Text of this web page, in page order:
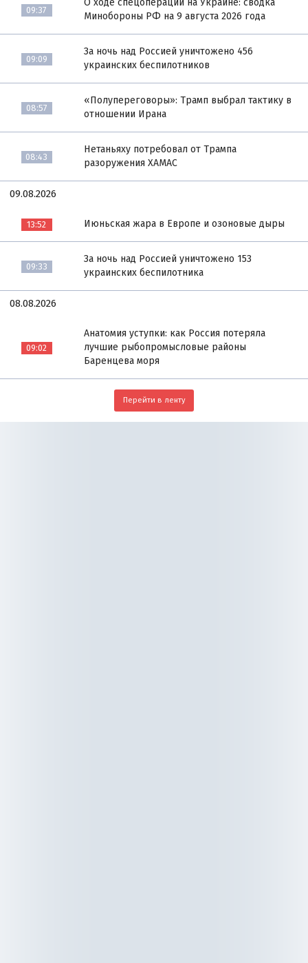
09:37
Минобороны РФ на 9 августа 2026 года
09:09
За ночь над Россией уничтожено 456
украинских беспилотников
08:57
«Полупереговоры»: Трамп выбрал тактику в
отношении Ирана
08:43
Нетаньяху потребовал от Трампа
разоружения ХАМАС
09.08.2026
13:52 Июньская жара в Европе и озоновые дыры
09:33
За ночь над Россией уничтожено 153
украинских беспилотника
08.08.2026
09:02
Анатомия уступки: как Россия потеряла
лучшие рыбопромысловые районы
Баренцева моря
Перейти в ленту